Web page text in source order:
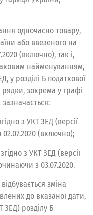
одночасно товару,
або ввезеного на
(включно), так і,
найменуванням,
у розділі Б податкової
зокрема у графі
з УКТ ЗЕД (версії
(включно);
з УКТ ЗЕД (версії
з 03.07.2020.
зміна
до вказаної дати,
ЗЕД) розділу Б